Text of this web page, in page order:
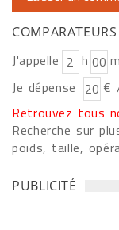
COMPARATEURS
J'appelle h
Je dépense
€
Retrouvez tous
Recherche sur
poids, taille,
PUBLICITÉ